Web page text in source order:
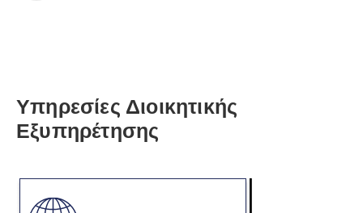
Υπηρεσίες Διοικητικής
Εξυπηρέτησης